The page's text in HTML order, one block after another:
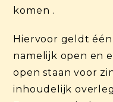
komen .
Hiervoor geldt
namelijk open en
open staan voor
inhoudelijk